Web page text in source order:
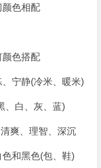
色相配
色搭配
宁静(冷米、暖米)
白、灰、蓝)
爽、理智、深沉
和黑色(包、鞋)